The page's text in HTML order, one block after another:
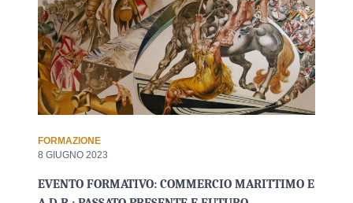
FORMAZIONE
8 GIUGNO 2023
EVENTO FORMATIVO: COMMERCIO MARITTIMO E